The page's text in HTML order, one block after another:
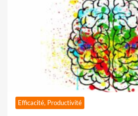
Efficacité, Productivité